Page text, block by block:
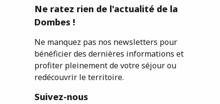
Ne ratez rien de l'actualité de la
Dombes !
Ne manquez pas nos newsletters pour
bénéficier des dernières informations et
profiter pleinement de votre séjour ou
redécouvrir le territoire.
Suivez-nous